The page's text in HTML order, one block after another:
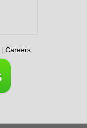
| Careers